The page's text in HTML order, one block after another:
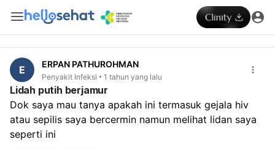
E ERPAN PATHUROHMAN
Penyakit Infeksi 1 tahun yang lalu
Lidah putih berjamur
Dok saya mau tanya apakah ini termasuk gejala hiv
atau sepilis saya bercermin namun melihat lidan saya
seperti ini